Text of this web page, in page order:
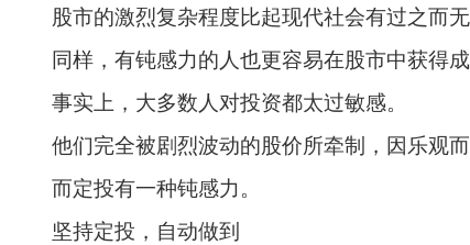
股市的激烈复杂程度比起现代社会有过之而无
同样，有钝感力的人也更容易在股市中获得成
事实上，大多数人对投资都太过敏感。
他们完全被剧烈波动的股价所牵制，因乐观
而定投有一种钝感力。
坚持定投，自动做到